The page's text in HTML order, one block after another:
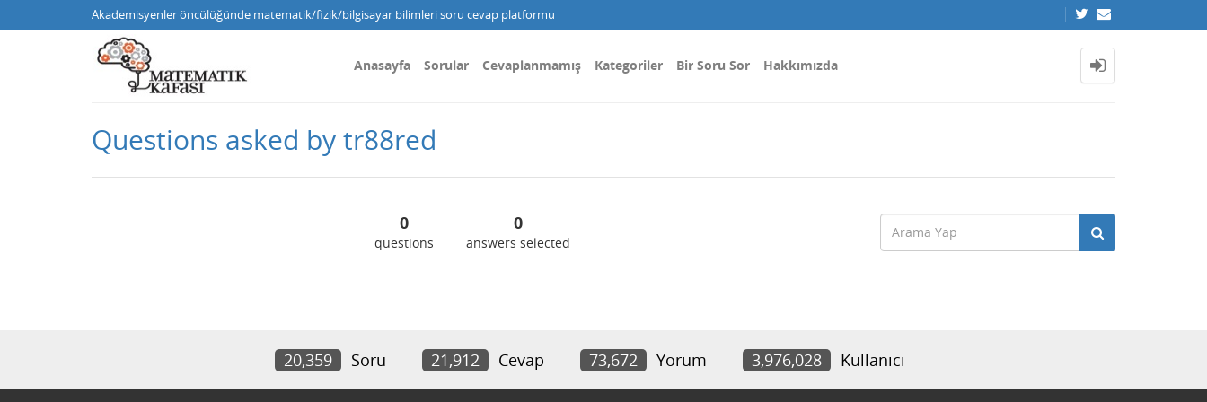
Akademisyenler öncülüğünde matematik/fizik/bilgisayar bilimleri soru cevap platformu
Anasayfa Sorular Cevaplanmamış Kategoriler Bir Soru Sor Hakkımızda
Questions asked by tr88red
0
questions
0
answers selected
20,359 Soru 21,912 Cevap 73,672 Yorum 3,976,028 Kullanıcı